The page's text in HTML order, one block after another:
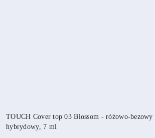
TOUCH Cover top 03 Blossom - różowo-bezowy
hybrydowy, 7 ml